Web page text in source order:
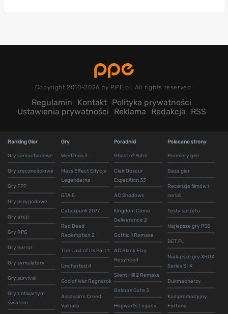
Copyright 2010-2026 by PPE.pl. All rights reserved.
Regulamin Kontakt Polityka prywatności
Ustawienia prywatności
Reklama Redakcja RSS
Ranking Gier
Gry samochodowe
Gry zręcznościowe
Gry FPP
Gry przygodowe
Gry akcji
Gry RPG
Gry horror
Gry symulatory
Gry survival
Gry z otwartym
światem
Gry
Wiedźmin 3
Mass Effect Edycja
Legendarna
GTA 5
Cyberpunk 2077
Red Dead
Redemption 2
The Last of Us Part 1
Uncharted 4
God of War Ragnarok
Assassin's Creed
Valhalla
Poradniki
Ghost of Yotei
Clair Obscur
Expedition 33
AC Shadows
Kingdom Come
Deliverance 2
Gothic 1 Remake
AC Black Flag
Resynced
Silent Hill 2 Remake
Baldurs Gate 3
Hogwarts Legacy
Polecane strony
Premiery gier
Baza gier
Recenzje filmów i
seriali
Testy sprzętu
Najlepsze gry PS5
BET.PL
Najlepsze gry XBOX
Series S i X
Bukmacherzy
Kod promocyjny
Fortuna